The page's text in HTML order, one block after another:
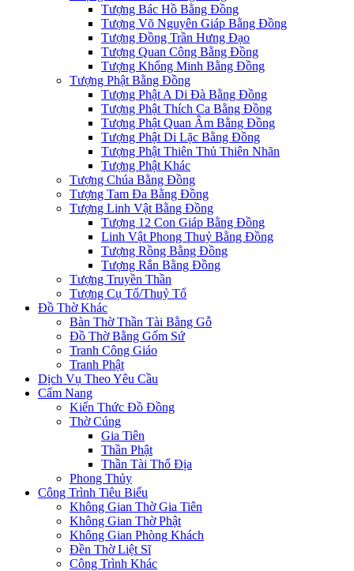
Tượng Bác Hồ Bằng Đồng
Tượng Võ Nguyên Giáp Bằng Đồng
Tượng Đồng Trần Hưng Đạo
Tượng Quan Công Bằng Đồng
Tượng Khổng Minh Bằng Đồng
Tượng Phật Bằng Đồng
Tượng Phật A Di Đà Bằng Đồng
Tượng Phật Thích Ca Bằng Đồng
Tượng Phật Quan Âm Bằng Đồng
Tượng Phật Di Lặc Bằng Đồng
Tượng Phật Thiên Thủ Thiên Nhãn
Tượng Phật Khác
Tượng Chúa Bằng Đồng
Tượng Tam Đa Bằng Đồng
Tượng Linh Vật Bằng Đồng
Tượng 12 Con Giáp Bằng Đồng
Linh Vật Phong Thuỷ Bằng Đồng
Tượng Rồng Bằng Đồng
Tượng Rắn Bằng Đồng
Tượng Truyền Thần
Tượng Cụ Tổ/Thuỷ Tổ
Đồ Thờ Khác
Bàn Thờ Thần Tài Bằng Gỗ
Đồ Thờ Bằng Gốm Sứ
Tranh Công Giáo
Tranh Phật
Dịch Vụ Theo Yêu Cầu
Cẩm Nang
Kiến Thức Đồ Đồng
Thờ Cúng
Gia Tiên
Thần Phật
Thần Tài Thổ Địa
Phong Thủy
Công Trình Tiêu Biểu
Không Gian Thờ Gia Tiên
Không Gian Thờ Phật
Không Gian Phòng Khách
Đền Thờ Liệt Sĩ
Công Trình Khác